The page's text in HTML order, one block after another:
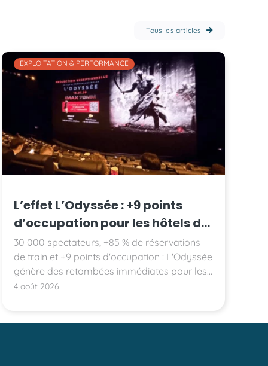
Tous les articles
EXPLOITATION & PERFORMANCE
L’effet L’Odyssée : +9 points
d’occupation pour les hôtels de
Montpellier
30 000 spectateurs, +85 % de réservations
de train et +9 points d'occupation : L'Odyssée
génère des retombées immédiates pour les
hôtels montpelliérains.
4 août 2026